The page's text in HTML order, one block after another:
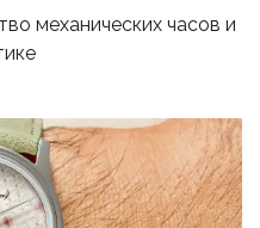
механических часов и